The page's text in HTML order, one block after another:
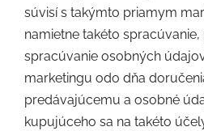
súvisí s takýmto priamym
namietne takéto
spracúvanie osobných
marketingu odo dňa
predávajúcemu a osobné
kupujúceho sa na takéto